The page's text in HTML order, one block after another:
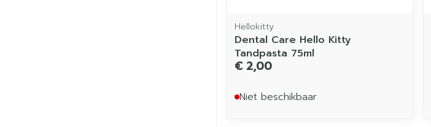
Hellokitty
Dental Care Hello Kitty
Tandpasta 75ml
€ 2,00
Niet beschikbaar